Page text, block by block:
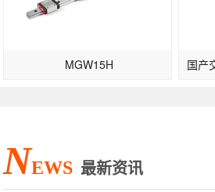
MGW15H
NEWS 最新资讯